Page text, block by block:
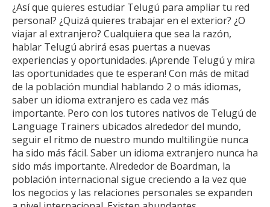
¿Así que quieres estudiar Telugú para ampliar tu red
personal? ¿Quizá quieres trabajar en el exterior? ¿O
viajar al extranjero? Cualquiera que sea la razón,
hablar Telugú abrirá esas puertas a nuevas
experiencias y oportunidades. ¡Aprende Telugú y mira
las oportunidades que te esperan! Con más de mitad
de la población mundial hablando 2 o más idiomas,
saber un idioma extranjero es cada vez más
importante. Pero con los tutores nativos de Telugú de
Language Trainers ubicados alrededor del mundo,
seguir el ritmo de nuestro mundo multilingüe nunca
ha sido más fácil. Saber un idioma extranjero nunca ha
sido más importante. Alrededor de Boardman, la
población internacional sigue creciendo a la vez que
los negocios y las relaciones personales se expanden